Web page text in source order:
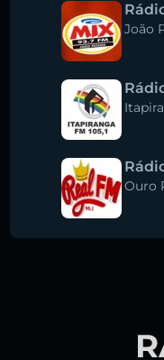
João
Ouro